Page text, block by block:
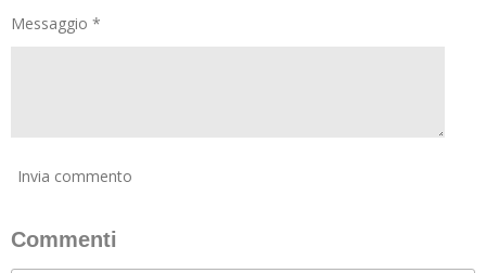
Messaggio *
Invia commento
Commenti